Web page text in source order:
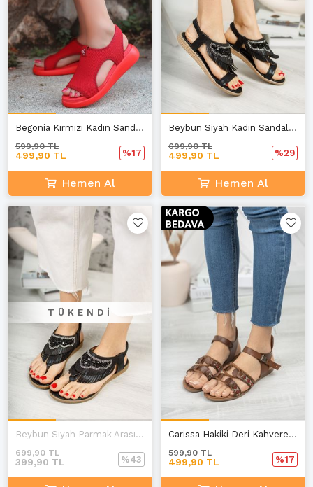
Begonia Kırmızı Kadın Sandalet B-1
499,90 TL
599,90 TL
%17
Hemen Al
Beybun Siyah Kadın Sandalet
499,90 TL
699,90 TL
%29
Hemen Al
TÜKENDI
Beybun Siyah Parmak Arası Kadın Sandalet
399,90 TL
699,90 TL
%43
Carissa Hakiki Deri Kahverengi Günlük Kadın Sandalet
499,90 TL
599,90 TL
%17